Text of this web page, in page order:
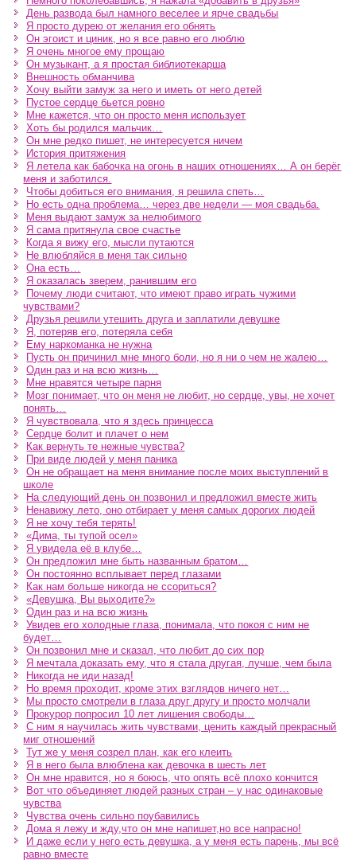
День развода был намного веселее и ярче свадьбы
Я просто дурею от желания его обнять
Он эгоист и циник, но я все равно его люблю
Я очень многое ему прощаю
Он музыкант, а я простая библиотекарша
Внешность обманчива
Хочу выйти замуж за него и иметь от него детей
Пустое сердце бьется ровно
Мне кажется, что он просто меня использует
Хоть бы родился мальчик…
Он мне редко пишет, не интересуется ничем
История притяжения
Я летела как бабочка на огонь в наших отношениях… А он берёг
меня и заботился.
Чтобы добиться его внимания, я решила спеть…
Но есть одна проблема… через две недели — моя свадьба.
Меня выдают замуж за нелюбимого
Я сама притянула свое счастье
Когда я вижу его, мысли путаются
Не влюбляйся в меня так сильно
Она есть…
Я оказалась зверем, ранившим его
Почему люди считают, что имеют право играть чужими
чувствами?
Друзья решили утешить друга и заплатили девушке
Я, потеряв его, потеряла себя
Ему наркоманка не нужна
Пусть он причинил мне много боли, но я ни о чем не жалею…
Один раз и на всю жизнь…
Мне нравятся четыре парня
Мозг понимает, что он меня не любит, но сердце, увы, не хочет
понять…
Я чувствовала, что я здесь принцесса
Сердце болит и плачет о нем
Как вернуть те нежные чувства?
При виде людей у меня паника
Он не обращает на меня внимание после моих выступлений в
школе
На следующий день он позвонил и предложил вместе жить
Ненавижу лето, оно отбирает у меня самых дорогих людей
Я не хочу тебя терять!
«Дима, ты тупой осел»
Я увидела её в клубе…
Он предложил мне быть названным братом…
Он постоянно всплывает перед глазами
Как нам больше никогда не ссориться?
«Девушка, Вы выходите?»
Один раз и на всю жизнь
Увидев его холодные глаза, понимала, что покоя с ним не
будет…
Он позвонил мне и сказал, что любит до сих пор
Я мечтала доказать ему, что я стала другая, лучше, чем была
Никогда не иди назад!
Но время проходит, кроме этих взглядов ничего нет…
Мы просто смотрели в глаза друг другу и просто молчали
Прокурор попросил 10 лет лишения свободы…
С ним я научилась жить чувствами, ценить каждый прекрасный
миг отношений
Тут же у меня созрел план, как его клеить
Я в него была влюблена как девочка в шесть лет
Он мне нравится, но я боюсь, что опять всё плохо кончится
Вот что объединяет людей разных стран – у нас одинаковые
чувства
Чувства очень сильно поубавились
Дома я лежу и жду,что он мне напишет,но все напрасно!
И даже если у него есть девушка, а у меня есть парень, мы всё
равно вместе